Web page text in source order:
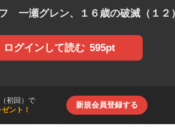
一瀬グレン、１６歳の破滅（１２）
ログインして読む 595pt
初回）で
ント！
新規会員登録する